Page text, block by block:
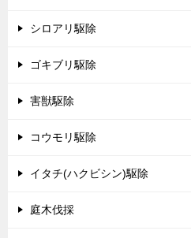
シロアリ駆除
ゴキブリ駆除
害獣駆除
コウモリ駆除
イタチ(ハクビシン)駆除
庭木伐採